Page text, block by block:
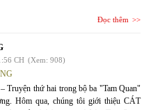
Đọc thêm
CH (Xem: 908)
thứ hai trong bộ ba "Tam Quan"
Hôm qua, chúng tôi giới thiệu CÁT